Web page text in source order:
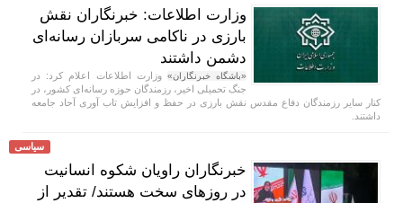
وزارت اطلاعات: خبرنگاران نقش
بارزی در ناکامی سربازان رسانه‌ای
دشمن داشتند
«باشگاه خبرنگاران» وزارت اطلاعات اعلام کرد: در
جنگ تحمیلی اخیر، رزمندگان حوزه رسانه‌ای کشور، در
کنار سایر رزمندگان دفاع مقدس نقش بارزی در حفظ و افزایش تاب آوری آحاد جامعه
داشتند.
سیاسی
خبرنگاران راویان شکوه انسانیت
در روز‌های سخت هستند/ تقدیر از